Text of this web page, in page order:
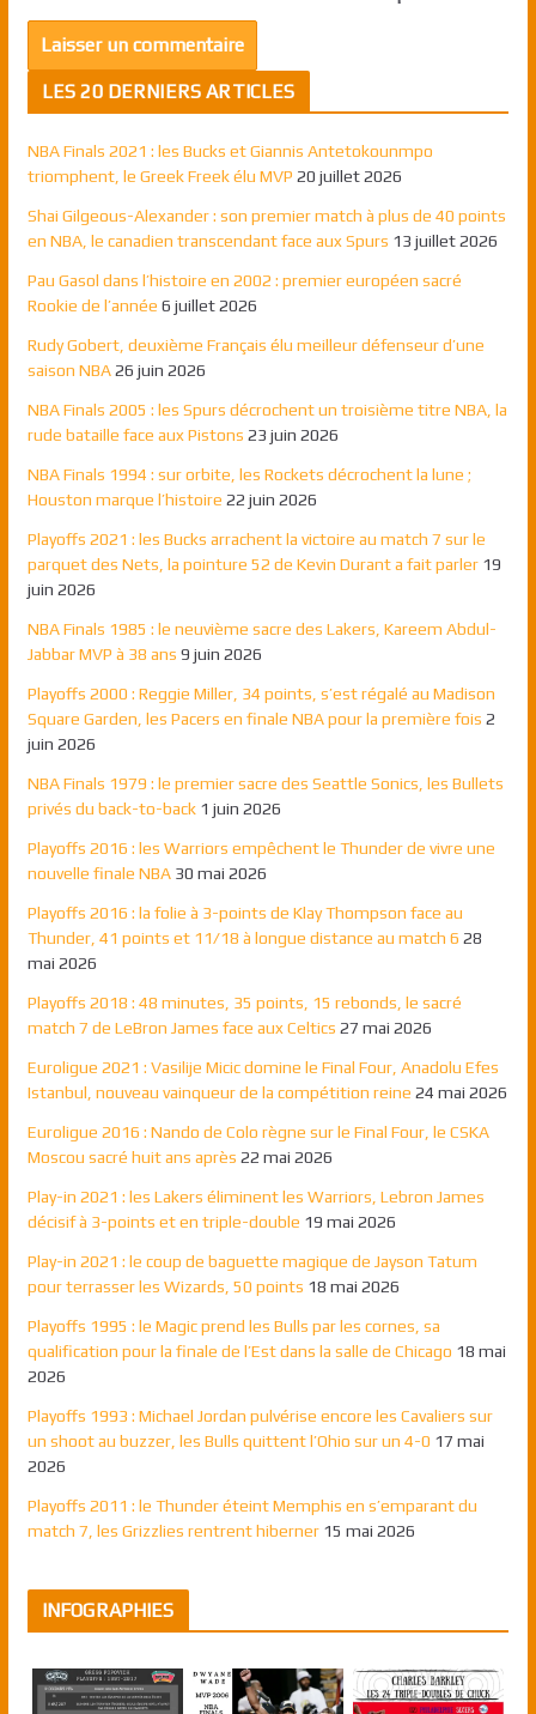
LES 20 DERNIERS ARTICLES
NBA Finals 2021 : les Bucks et Giannis Antetokounmpo
triomphent, le Greek Freek élu MVP 20 juillet 2026
Shai Gilgeous-Alexander : son premier match à plus de 40 points
en NBA, le canadien transcendant face aux Spurs 13 juillet 2026
Pau Gasol dans l’histoire en 2002 : premier européen sacré
Rookie de l’année 6 juillet 2026
Rudy Gobert, deuxième Français élu meilleur défenseur d’une
saison NBA 26 juin 2026
NBA Finals 2005 : les Spurs décrochent un troisième titre NBA, la
rude bataille face aux Pistons 23 juin 2026
NBA Finals 1994 : sur orbite, les Rockets décrochent la lune ;
Houston marque l’histoire 22 juin 2026
Playoffs 2021 : les Bucks arrachent la victoire au match 7 sur le
parquet des Nets, la pointure 52 de Kevin Durant a fait parler 19
juin 2026
NBA Finals 1985 : le neuvième sacre des Lakers, Kareem Abdul-
Jabbar MVP à 38 ans 9 juin 2026
Playoffs 2000 : Reggie Miller, 34 points, s’est régalé au Madison
Square Garden, les Pacers en finale NBA pour la première fois 2
juin 2026
NBA Finals 1979 : le premier sacre des Seattle Sonics, les Bullets
privés du back-to-back 1 juin 2026
Playoffs 2016 : les Warriors empêchent le Thunder de vivre une
nouvelle finale NBA 30 mai 2026
Playoffs 2016 : la folie à 3-points de Klay Thompson face au
Thunder, 41 points et 11/18 à longue distance au match 6 28
mai 2026
Playoffs 2018 : 48 minutes, 35 points, 15 rebonds, le sacré
match 7 de LeBron James face aux Celtics 27 mai 2026
Euroligue 2021 : Vasilije Micic domine le Final Four, Anadolu Efes
Istanbul, nouveau vainqueur de la compétition reine 24 mai 2026
Euroligue 2016 : Nando de Colo règne sur le Final Four, le CSKA
Moscou sacré huit ans après 22 mai 2026
Play-in 2021 : les Lakers éliminent les Warriors, Lebron James
décisif à 3-points et en triple-double 19 mai 2026
Play-in 2021 : le coup de baguette magique de Jayson Tatum
pour terrasser les Wizards, 50 points 18 mai 2026
Playoffs 1995 : le Magic prend les Bulls par les cornes, sa
qualification pour la finale de l’Est dans la salle de Chicago 18 mai
2026
Playoffs 1993 : Michael Jordan pulvérise encore les Cavaliers sur
un shoot au buzzer, les Bulls quittent l’Ohio sur un 4-0 17 mai
2026
Playoffs 2011 : le Thunder éteint Memphis en s’emparant du
match 7, les Grizzlies rentrent hiberner 15 mai 2026
INFOGRAPHIES